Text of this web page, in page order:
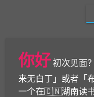
你好 初次见面
来无白丁」或者「布
一个在🇨🇳湖南读书